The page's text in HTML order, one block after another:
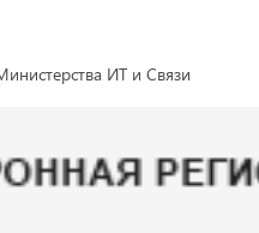
ИТ и Связи